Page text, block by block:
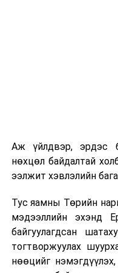
мэдээллийн
цагаачлалын
тодруулна уу.https://
МОНГОЛ УЛСААС
УНШСАН:
Аж үйлдвэр, эрдэс
нөхцөл байдалтай
ээлжит хэвлэлийн
Тус яамны Төрийн
мэдээллийн эхэнд
байгуулагдсан
тогтворжуулах
нөөцийг